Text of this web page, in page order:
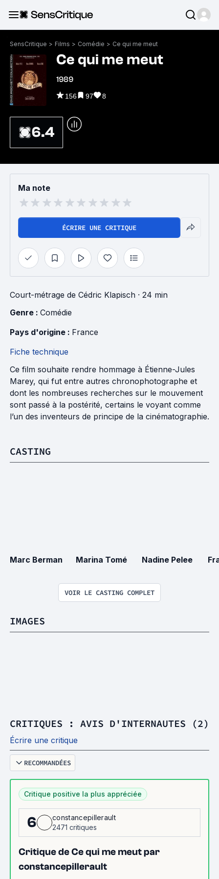
SensCritique > Films > Comédie > Ce qui me meut
Ce qui me meut
1989
156 97 8
6.4
Ma note
ÉCRIRE UNE CRITIQUE
Court-métrage de Cédric Klapisch · 24 min
Genre : Comédie
Pays d'origine : France
Fiche technique
Ce film souhaite rendre hommage à Étienne-Jules
Marey, qui fut entre autres chronophotographe et
dont les nombreuses recherches sur le mouvement
sont passé à la postérité, certains le voyant comme
l’un des inventeurs de principe de la cinématographie.
CASTING
Marc Berman Marina Tomé Nadine Pelee
VOIR LE CASTING COMPLET
IMAGES
CRITIQUES : AVIS D'INTERNAUTES (2)
Écrire une critique
RECOMMANDÉES
Critique positive la plus appréciée
6
constancepillerault
2471 critiques
Critique de Ce qui me meut par
constancepillerault